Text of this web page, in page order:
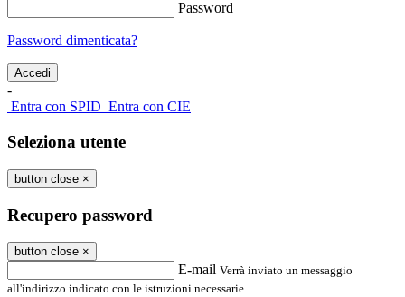
Password
Password dimenticata?
-
Entra con SPID Entra con CIE
Seleziona utente
button close ×
Recupero password
button close ×
E-mail Verrà inviato un messaggio
all'indirizzo indicato con le istruzioni necessarie.